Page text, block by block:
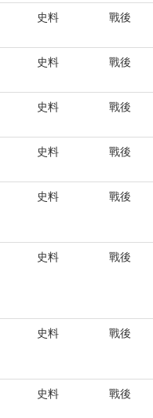
史料 戰後
史料 戰後
史料 戰後
史料 戰後
史料 戰後
史料 戰後
史料 戰後
史料 戰後